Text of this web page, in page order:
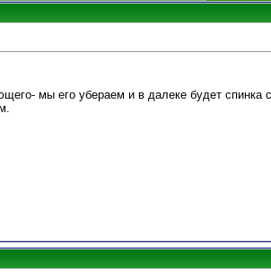
мы его убераем и в далеке будет спинка